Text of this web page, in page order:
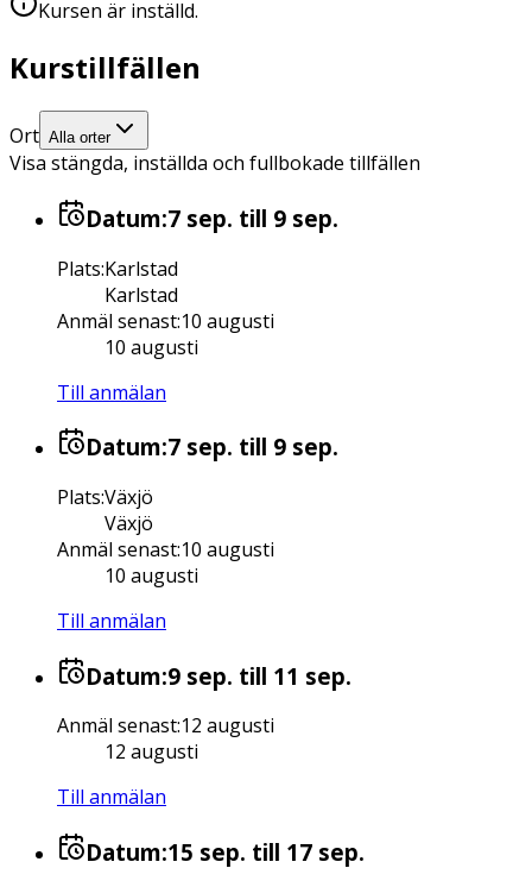
Kursen är inställd.
Kurstillfällen
Ort Alla orter
Visa stängda, inställda och fullbokade tillfällen
Datum:7 sep. till 9 sep.
Plats:Karlstad
Karlstad
Anmäl senast:10 augusti
10 augusti
Till anmälan
Datum:7 sep. till 9 sep.
Plats:Växjö
Växjö
Anmäl senast:10 augusti
10 augusti
Till anmälan
Datum:9 sep. till 11 sep.
Anmäl senast:12 augusti
12 augusti
Till anmälan
Datum:15 sep. till 17 sep.